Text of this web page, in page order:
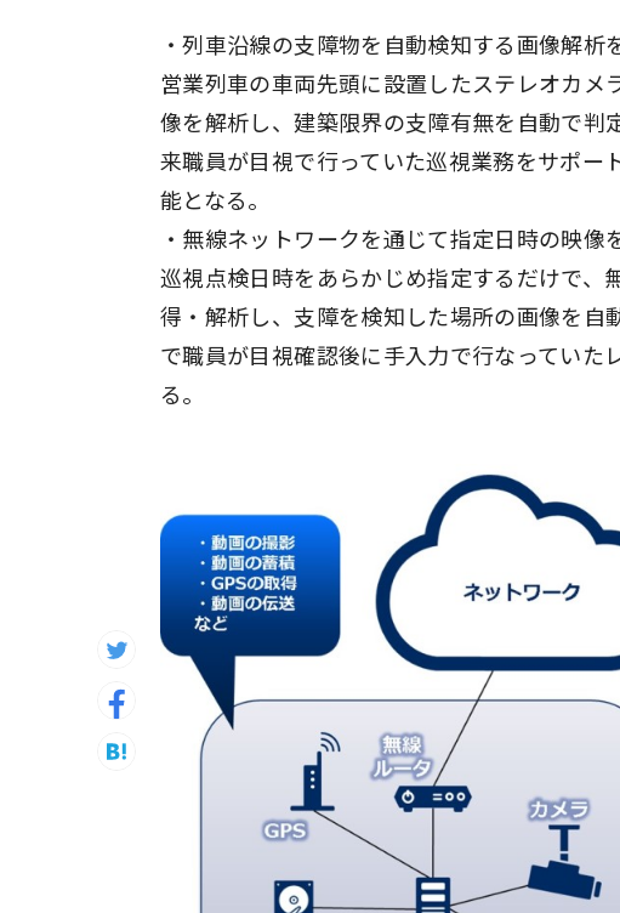
・列車沿線の支障物を自動検知する画像解析
営業列車の車両先頭に設置したステレオカメ
像を解析し、建築限界の支障有無を自動で判
来職員が目視で行っていた巡視業務をサポー
能となる。
・無線ネットワークを通じて指定日時の映
巡視点検日時をあらかじめ指定するだけで
得・解析し、支障を検知した場所の画像を自
で職員が目視確認後に手入力で行なっていた
る。